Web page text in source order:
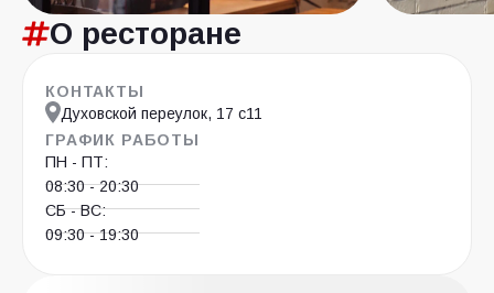
О ресторане
КОНТАКТЫ
Духовской переулок, 17 с11
ГРАФИК РАБОТЫ
ПН - ПТ:
08:30 - 20:30
СБ - ВС:
09:30 - 19:30